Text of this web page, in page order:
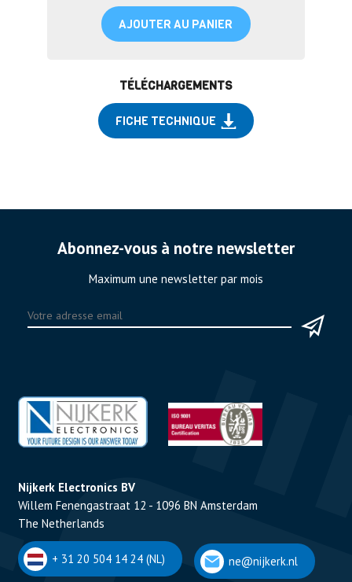
AJOUTER AU PANIER
TÉLÉCHARGEMENTS
FICHE TECHNIQUE
Abonnez-vous à notre newsletter
Maximum une newsletter par mois
Nijkerk Electronics BV
Willem Fenengastraat 12 - 1096 BN Amsterdam
The Netherlands
+ 31 20 504 14 24 (NL) ne@nijkerk.nl